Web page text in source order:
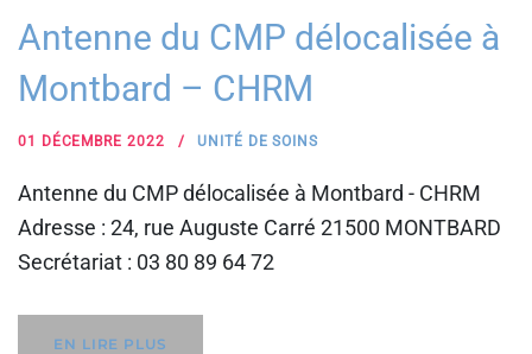
Antenne du CMP délocalisée à
Montbard – CHRM
01 DÉCEMBRE 2022 UNITÉ DE SOINS
Antenne du CMP délocalisée à Montbard - CHRM
Adresse : 24, rue Auguste Carré 21500 MONTBARD
Secrétariat : 03 80 89 64 72
EN LIRE PLUS